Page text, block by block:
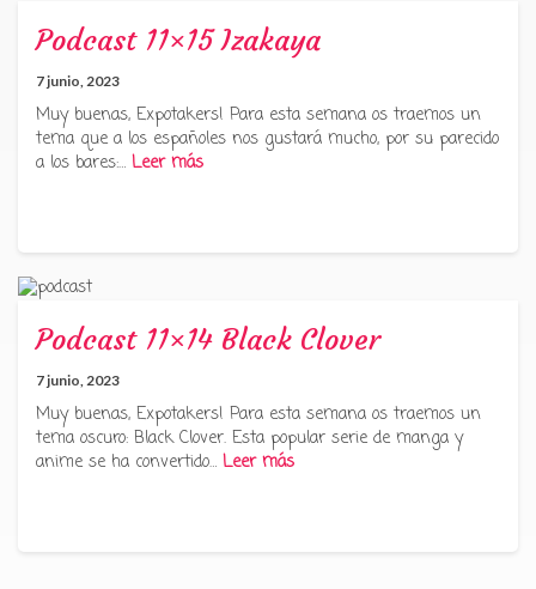
Podcast 11×15 Izakaya
7 junio, 2023
Muy buenas, Expotakers! Para esta semana os traemos un
tema que a los españoles nos gustará mucho, por su parecido
a los bares:… Leer más
Podcast 11×14 Black Clover
7 junio, 2023
Muy buenas, Expotakers! Para esta semana os traemos un
tema oscuro: Black Clover. Esta popular serie de manga y
anime se ha convertido… Leer más